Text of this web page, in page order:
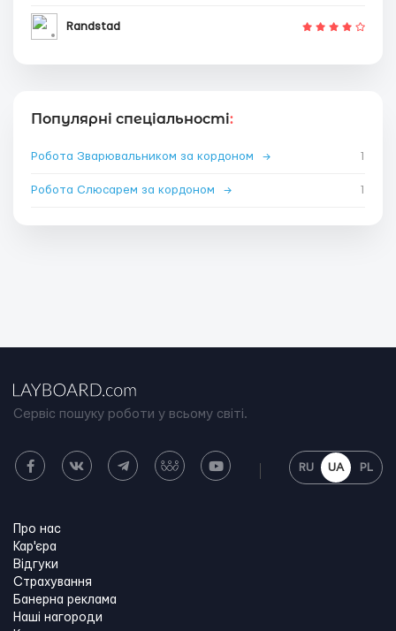
Randstad
Популярні спеціальності:
Робота Зварювальником за кордоном → 1
Робота Слюсарем за кордоном → 1
Сервіс пошуку роботи у всьому світі.
RU UA PL
Про нас
Кар'єра
Відгуки
Страхування
Банерна реклама
Наші нагороди